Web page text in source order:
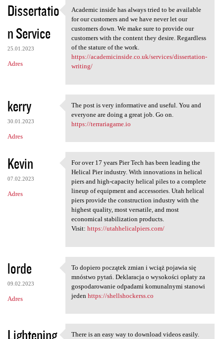
Dissertatio
n Service
25.01.2023
Adres
Academic inside has always
Academic inside has always tried to be available
for our customers and we have never let our
customers down. We make sure to provide our
customers with the content they desire. Regardless
of the stature of the work.
https://academicinside.co.uk/services/dissertation-
writing/
kerry
30.01.2023
Adres
The post is very informative
The post is very informative and useful. You and
everyone are doing a great job. Go on.
https://terrariagame.io
Kevin
07.02.2023
Adres
For over 17 years Pier Tech
For over 17 years Pier Tech has been leading the
Helical Pier industry. With innovations in helical
piers and high-capacity helical piles to a complete
lineup of equipment and accessories. Utah helical
piers provide the construction industry with the
highest quality, most versatile, and most
economical stabilization products.
Visit: https://utahhelicalpiers.com/
lorde
09.02.2023
Adres
To dopiero początek zmian i
To dopiero początek zmian i wciąż pojawia się
mnóstwo pytań. Deklaracja o wysokości opłaty za
gospodarowanie odpadami komunalnymi stanowi
jeden https://shellshockerss.co
Lightening
There is an easy way to download videos easily.